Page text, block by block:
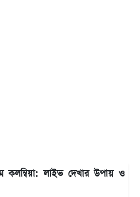
কলম্বিয়া: লাইভ দেখার উপায় ও